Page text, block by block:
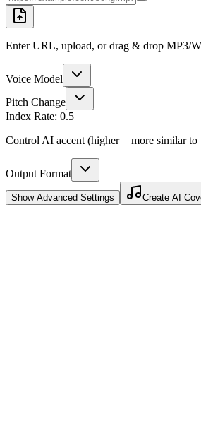
Enter URL, upload, or drag & drop MP3/
Voice Model
Pitch Change
Index Rate: 0.5
Control AI accent (higher = more similar to
Output Format
ShowAdvanced Settings Create AI